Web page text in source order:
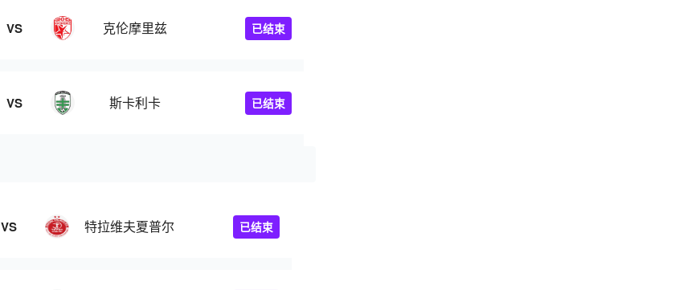
VS 克伦摩里兹 已结束
VS 斯卡利卡 已结束
VS 特拉维夫夏普尔 已结束